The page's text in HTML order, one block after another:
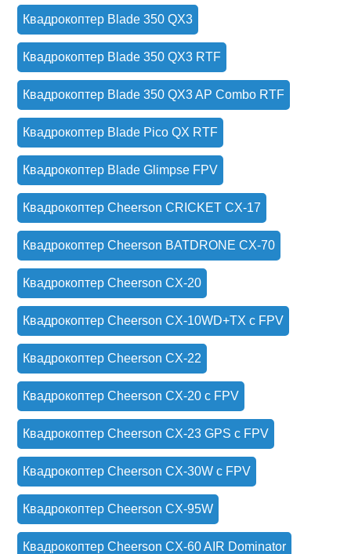
Квадрокоптер Blade 350 QX3
Квадрокоптер Blade 350 QX3 RTF
Квадрокоптер Blade 350 QX3 AP Combo RTF
Квадрокоптер Blade Pico QX RTF
Квадрокоптер Blade Glimpse FPV
Квадрокоптер Cheerson CRICKET CX-17
Квадрокоптер Cheerson BATDRONE CX-70
Квадрокоптер Cheerson CX-20
Квадрокоптер Cheerson CX-10WD+TX с FPV
Квадрокоптер Cheerson CX-22
Квадрокоптер Cheerson CX-20 c FPV
Квадрокоптер Cheerson CX-23 GPS с FPV
Квадрокоптер Cheerson CX-30W с FPV
Квадрокоптер Cheerson CX-95W
Квадрокоптер Cheerson CX-60 AIR Dominator